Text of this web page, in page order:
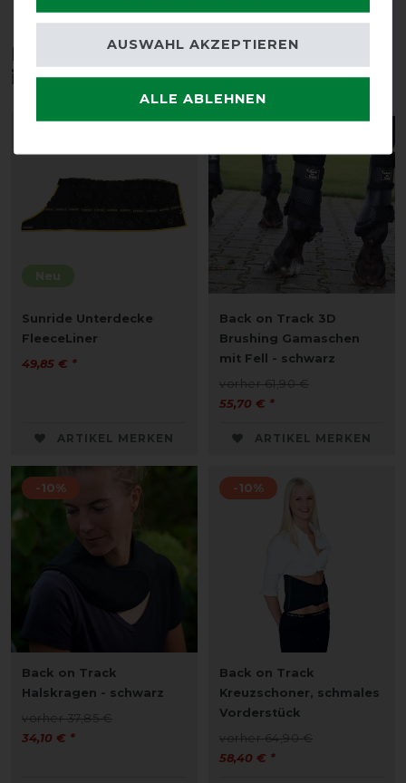
Diese Produkte könnten dich auch
interessieren
Neu
Sunride Unterdecke
FleeceLiner
49,85 € *
ARTIKEL MERKEN
Back on Track 3D
Brushing Gamaschen
mit Fell - schwarz
vorher 61,90 €
55,70 € *
ARTIKEL MERKEN
-10%
Back on Track
Halskragen - schwarz
vorher 37,85 €
34,10 € *
-10%
Back on Track
Kreuzschoner, schmales
Vorderstück
vorher 64,90 €
58,40 € *
ALLE ABLEHNEN
AUSWAHL AKZEPTIEREN